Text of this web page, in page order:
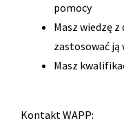
pomocy
Masz wiedzę
zastosować ją
Masz
Kontakt WAPP: